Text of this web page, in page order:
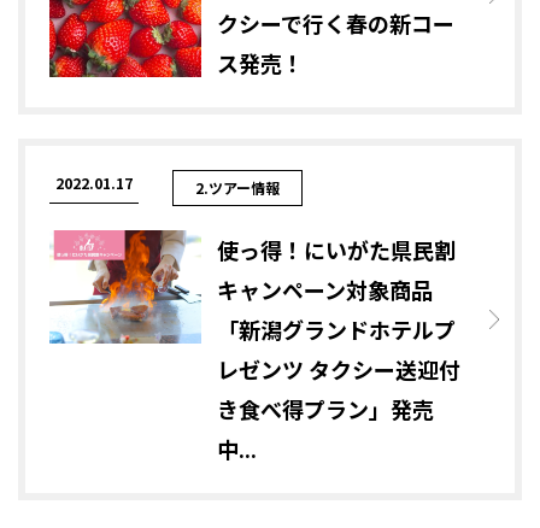
クシーで行く春の新コー
ス発売！
2022.01.17 2.ツアー情報
使っ得！にいがた県民割
キャンペーン対象商品
「新潟グランドホテルプ
レゼンツ タクシー送迎付
き食べ得プラン」発売
中...